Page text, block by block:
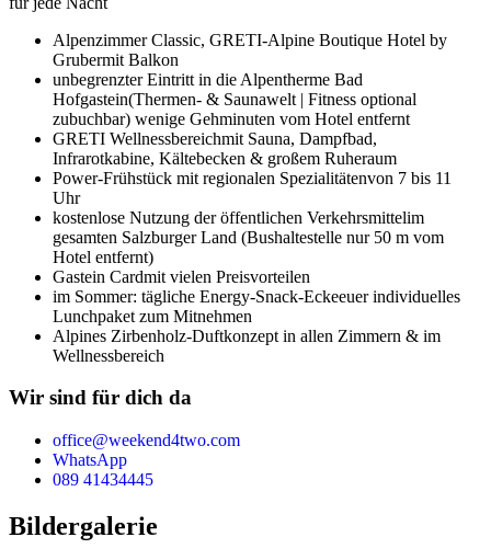
Alpenzimmer Classic, GRETI-Alpine Boutique Hotel by
Grubermit Balkon
unbegrenzter Eintritt in die Alpentherme Bad
Hofgastein(Thermen- & Saunawelt | Fitness optional
zubuchbar) wenige Gehminuten vom Hotel entfernt
GRETI Wellnessbereichmit Sauna, Dampfbad,
Infrarotkabine, Kältebecken & großem Ruheraum
Power-Frühstück mit regionalen Spezialitätenvon 7 bis 11
Uhr
kostenlose Nutzung der öffentlichen Verkehrsmittelim
gesamten Salzburger Land (Bushaltestelle nur 50 m vom
Hotel entfernt)
Gastein Cardmit vielen Preisvorteilen
im Sommer: tägliche Energy-Snack-Eckeeuer individuelles
Lunchpaket zum Mitnehmen
Alpines Zirbenholz-Duftkonzept in allen Zimmern & im
Wellnessbereich
Wir sind für dich da
office@weekend4two.com
WhatsApp
089 41434445
Bildergalerie